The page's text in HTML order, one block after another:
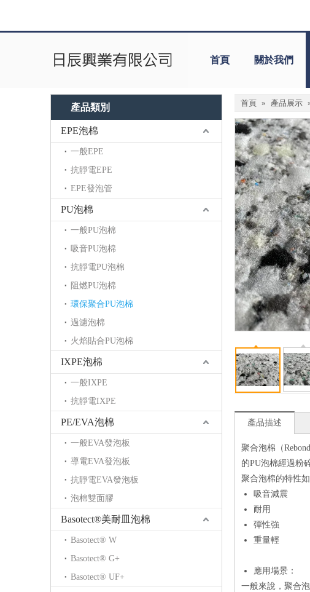
首頁 關於我們
產品類別
EPE泡棉
一般EPE
抗靜電EPE
EPE發泡管
PU泡棉
一般PU泡棉
吸音PU泡棉
抗靜電PU泡棉
阻燃PU泡棉
環保聚合PU泡棉
過濾泡棉
火焰貼合PU泡棉
IXPE泡棉
一般IXPE
抗靜電IXPE
PE/EVA泡棉
一般EVA發泡板
導電EVA發泡板
抗靜電EVA發泡板
泡棉雙面膠
Basotect®美耐皿泡棉
Basotect® W
Basotect® G+
Basotect® UF+
首頁 » 產品展示
產品描述
聚合泡棉（
的PU泡棉經過粉
聚合泡棉的特性如
吸音減震
耐用
彈性強
重量輕
應用場景：
一般來說，聚合